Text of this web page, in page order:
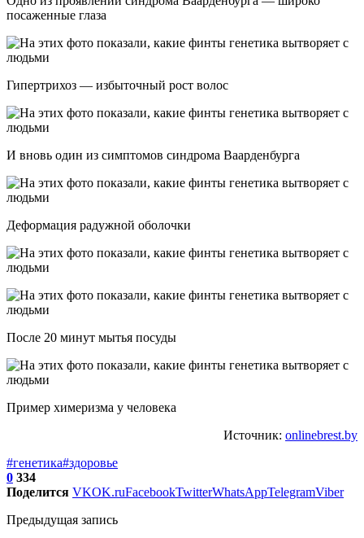
посаженные глаза
Гипертрихоз — избыточный рост волос
И вновь один из симптомов синдрома Ваарденбурга
Деформация радужной оболочки
После 20 минут мытья посуды
Пример химеризма у человека
Источник: onlinebrest.by
#генетика#здоровье
0 334
Поделится VKOK.ruFacebookTwitterWhatsAppTelegramViber
Предыдущая запись